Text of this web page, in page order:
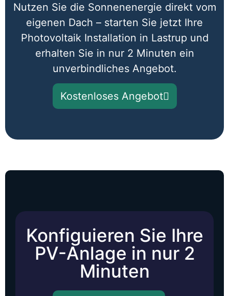
Nutzen Sie die Sonnenenergie direkt vom
eigenen Dach – starten Sie jetzt Ihre
Photovoltaik Installation in Lastrup und
erhalten Sie in nur 2 Minuten ein
unverbindliches Angebot.
Kostenloses Angebot
Konfiguieren Sie Ihre
PV-Anlage in nur 2
Minuten